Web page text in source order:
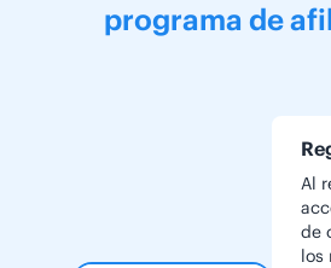
programa de
Al
de
los